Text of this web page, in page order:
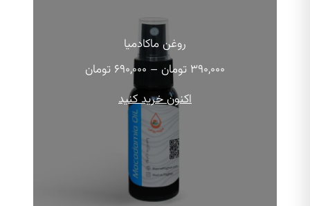
روغن ماکادمیا
۳۹۰,۰۰۰ تومان – ۶۹۰,۰۰۰ تومان
اکنون خرید کنید